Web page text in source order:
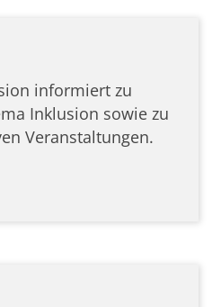
informiert zu
Inklusion sowie zu
Veranstaltungen.